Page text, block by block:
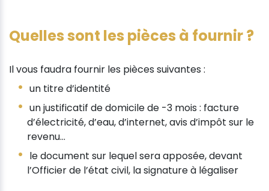
Quelles sont les pièces à fournir ?
Il vous faudra fournir les pièces suivantes :
un titre d’identité
un justificatif de domicile de -3 mois : facture
d’électricité, d’eau, d’internet, avis d’impôt sur le
revenu…
le document sur lequel sera apposée, devant
l’Officier de l’état civil, la signature à légaliser